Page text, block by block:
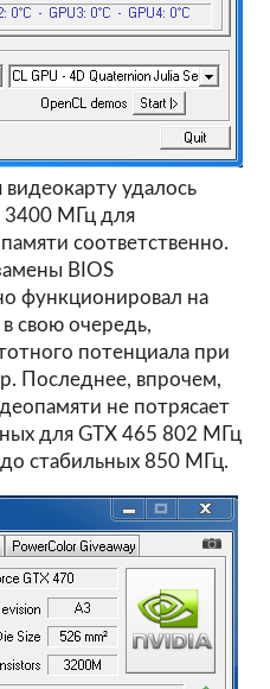
удалось
3400 МГц для
соответственно.
BIOS
функционировал на
свою очередь,
потенциала при
Последнее, впрочем,
не потрясает
для GTX 465 802 МГц
до стабильных 850 МГц.